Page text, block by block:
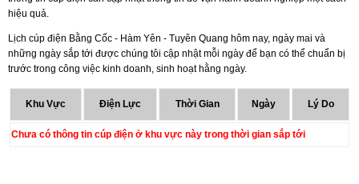
hiệu quả.
Lịch cúp điện Bằng Cốc - Hàm Yên - Tuyên Quang hôm nay, ngày mai và
những ngày sắp tới được chúng tôi cập nhật mỗi ngày để bạn có thể chuẩn bị
trước trong công việc kinh doanh, sinh hoạt hằng ngày.
Khu Vực Điện Lực Thời Gian Ngày Lý Do
Chưa có thông tin cúp điện ở khu vực này trong thời gian sắp tới